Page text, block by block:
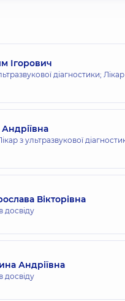
Ігорович
діагностики;
з ультразвукової
Вікторівна
досвіду
Андріївна
досвіду